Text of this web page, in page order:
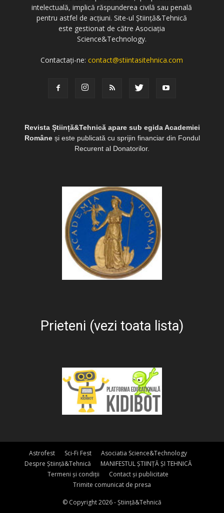
intelectuală, implică răspunderea civilă sau penală
pentru astfel de acțiuni. Site-ul Știință&Tehnică
este gestionat de către Asociația
Science&Technology.
Contactați-ne:contact@stiintasitehnica.com
Revista Știință&Tehnică apare sub egida Academiei
Româneși este publicată cu sprijin financiar din Fondul
Recurent al Donatorilor.
Prieteni (vezi toata lista)
Astrofest Sci-Fi Fest
Asociatia Science&Technology
Despre Știință&Tehnică
MANIFESTUL ȘTIINȚĂ ȘI TEHNICĂ
Termeni și condiții
Contact și publicitate
Trimite comunicat de presa
© Copyright 2026 - Știință&Tehnică